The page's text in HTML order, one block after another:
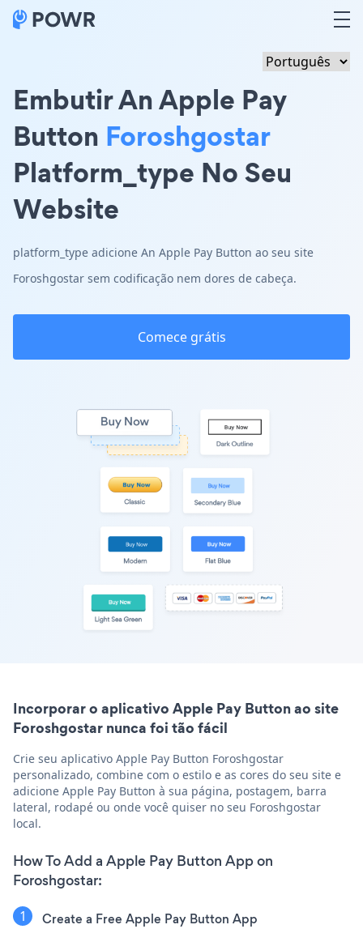
Embutir An Apple Pay
Button Foroshgostar
Platform_type No Seu
Website
platform_type adicione An Apple Pay Button ao seu site
Foroshgostar sem codificação nem dores de cabeça.
Comece grátis
Incorporar o aplicativo Apple Pay Button ao site
Foroshgostar nunca foi tão fácil
Crie seu aplicativo Apple Pay Button Foroshgostar
personalizado, combine com o estilo e as cores do seu site e
adicione Apple Pay Button à sua página, postagem, barra
lateral, rodapé ou onde você quiser no seu Foroshgostar
local.
How To Add a Apple Pay Button App on
Foroshgostar:
Create a Free Apple Pay Button App